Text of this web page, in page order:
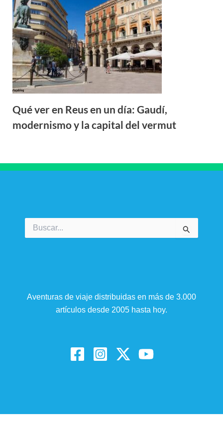
Qué ver en Reus en un día: Gaudí,
modernismo y la capital del vermut
Buscar
por:
Aventuras de viaje distribuidas en más de 3.000
artículos desde 2005 hasta hoy.